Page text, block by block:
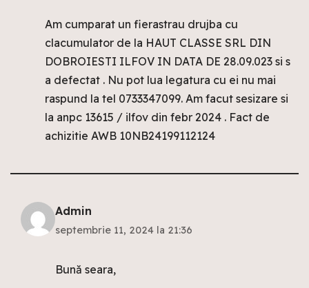
Am cumparat un fierastrau drujba cu
clacumulator de la HAUT CLASSE SRL DIN
DOBROIESTI ILFOV IN DATA DE 28.09.023 si s
a defectat . Nu pot lua legatura cu ei nu mai
raspund la tel 0733347099. Am facut sesizare si
la anpc 13615 / ilfov din febr 2024 . Fact de
achizitie AWB 10NB24199112124
Admin
septembrie 11, 2024 la 21:36
Bună seara,